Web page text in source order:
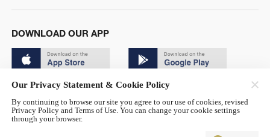
DOWNLOAD OUR APP
© China Radio International.CRI. All Rights Reserved. 16A
Our Privacy Statement & Cookie Policy
By continuing to browse our site you agree to our use of cookies, revised
Privacy Policy and Terms of Use. You can change your cookie settings
through your browser.